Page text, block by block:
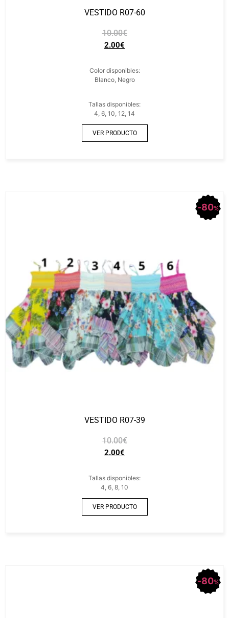
VESTIDO R07-60
10.00€
2.00€
Color disponibles:
Blanco, Negro
Tallas disponibles:
4, 6, 10, 12, 14
VER PRODUCTO
80%
VESTIDO R07-39
10.00€
2.00€
Tallas disponibles:
4, 6, 8, 10
VER PRODUCTO
80%